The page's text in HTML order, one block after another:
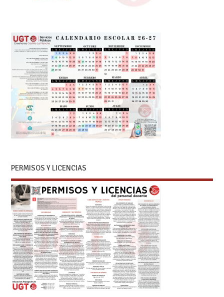
PERMISOS Y LICENCIAS